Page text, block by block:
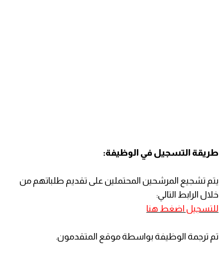
طريقة التسجيل في الوظيفة:
يتم تشجيع المرشحين المحتملين على تقديم طلباتهم من
خلال الرابط التالي:
للتسجيل اضغط هنا
تم ترجمة الوظيفة بواسطة موقع المتقدمون.